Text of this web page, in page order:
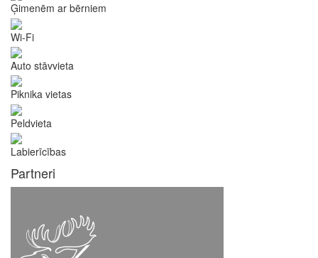
Ģimenēm ar bērniem
Wi-Fi
Auto stāvvieta
Piknika vietas
Peldvieta
Labierīcības
Partneri